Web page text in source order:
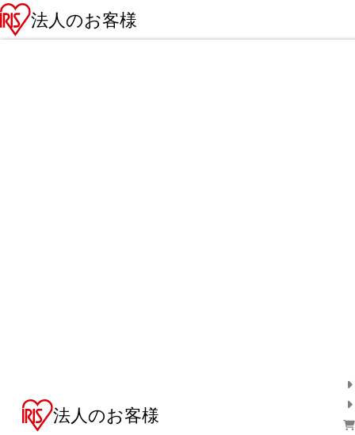
法人のお客様
法人のお客様